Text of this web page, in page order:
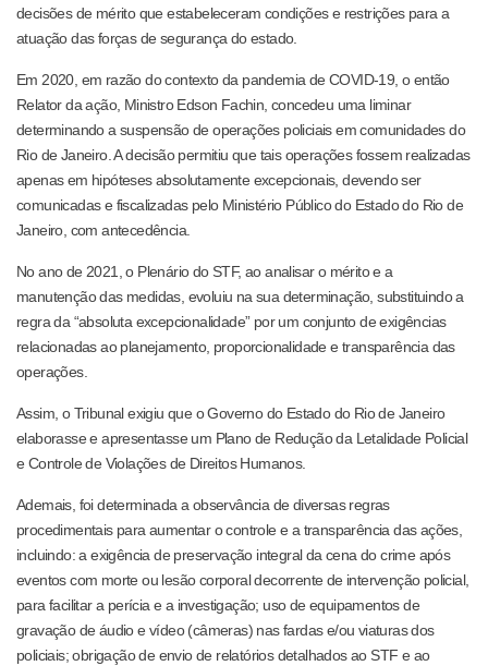
decisões de mérito que estabeleceram condições e restrições para a
atuação das forças de segurança do estado.
Em 2020, em razão do contexto da pandemia de COVID-19, o então
Relator da ação, Ministro Edson Fachin, concedeu uma liminar
determinando a suspensão de operações policiais em comunidades do
Rio de Janeiro. A decisão permitiu que tais operações fossem realizadas
apenas em hipóteses absolutamente excepcionais, devendo ser
comunicadas e fiscalizadas pelo Ministério Público do Estado do Rio de
Janeiro, com antecedência.
No ano de 2021, o Plenário do STF, ao analisar o mérito e a
manutenção das medidas, evoluiu na sua determinação, substituindo a
regra da “absoluta excepcionalidade” por um conjunto de exigências
relacionadas ao planejamento, proporcionalidade e transparência das
operações.
Assim, o Tribunal exigiu que o Governo do Estado do Rio de Janeiro
elaborasse e apresentasse um Plano de Redução da Letalidade Policial
e Controle de Violações de Direitos Humanos.
Ademais, foi determinada a observância de diversas regras
procedimentais para aumentar o controle e a transparência das ações,
incluindo: a exigência de preservação integral da cena do crime após
eventos com morte ou lesão corporal decorrente de intervenção policial,
para facilitar a perícia e a investigação; uso de equipamentos de
gravação de áudio e vídeo (câmeras) nas fardas e/ou viaturas dos
policiais; obrigação de envio de relatórios detalhados ao STF e ao